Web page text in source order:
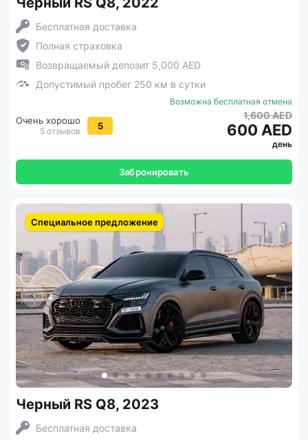
Бесплатная доставка
Полная страховка
Возвращаемый депозит 5,000 AED
Допустимый пробег 250 км в сутки
Очень хорошо
5 отзывов 5
Возможна бесплатная отмена
1,600 AED
600 AED
день
Забронировать
Специальное предложение
Черный RS Q8, 2023
Бесплатная доставка